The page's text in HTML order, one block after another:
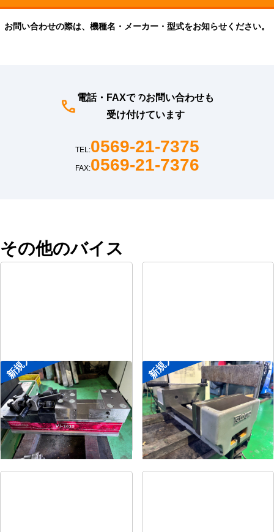
お問い合わせの際は、機種名・メーカー・型式をお知らせください。
電話・FAXでのお問い合わせも
受け付けています
TEL:0569-21-7375
FAX:0569-21-7376
その他のバイス
新規入荷
メカ増力マシンバイス
メーカー ツダコマ
形 Vi-1635
年 式2018
新規入荷
大型マシンバイス
メーカー ツダコマ
形 式VB-300
年 式-